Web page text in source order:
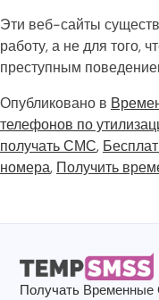
Эти веб-сайты
работу, а не для того,
преступным
Опубликовано в
телефонов по
получать СМС,
номера, Получить
Получать